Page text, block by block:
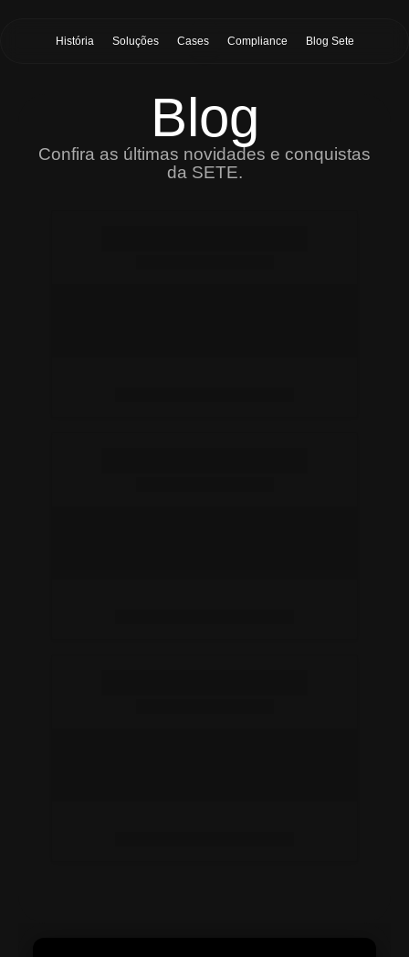
História Soluções Cases Compliance Blog Sete
Blog
Confira as últimas novidades e conquistas
da SETE.